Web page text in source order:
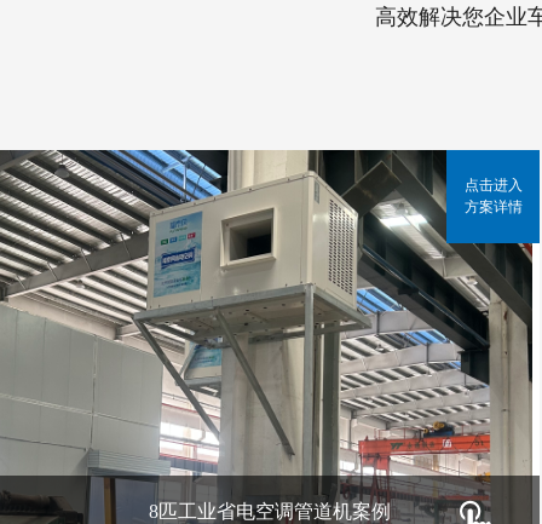
高效解决您企业
8匹工业省电空调管道机案例
点击进入
方案详情